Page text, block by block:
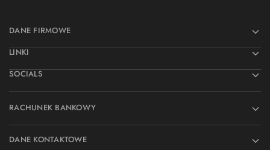
DANE FIRMOWE
LINKI
SOCIALS
RACHUNEK BANKOWY
DANE KONTAKTOWE